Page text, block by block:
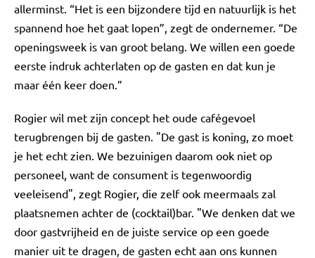
allerminst. “Het is een bijzondere tijd en natuurlijk is het
spannend hoe het gaat lopen”, zegt de ondernemer. “De
openingsweek is van groot belang. We willen een goede
eerste indruk achterlaten op de gasten en dat kun je
maar één keer doen.”
Rogier wil met zijn concept het oude cafégevoel
terugbrengen bij de gasten. "De gast is koning, zo moet
je het echt zien. We bezuinigen daarom ook niet op
personeel, want de consument is tegenwoordig
veeleisend", zegt Rogier, die zelf ook meermaals zal
plaatsnemen achter de (cocktail)bar. "We denken dat we
door gastvrijheid en de juiste service op een goede
manier uit te dragen, de gasten echt aan ons kunnen